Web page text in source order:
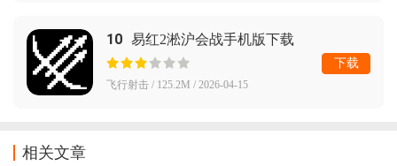
10 易红2淞沪会战手机版下载
飞行射击 / 125.2M / 2026-04-15
下载
相关文章